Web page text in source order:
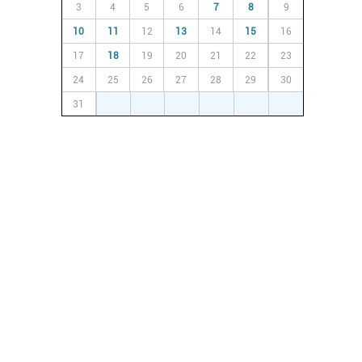
3 4 5 6 7 8 9
10 11 12 13 14 15 16
17 18 19 20 21 22 23
24 25 26 27 28 29 30
31